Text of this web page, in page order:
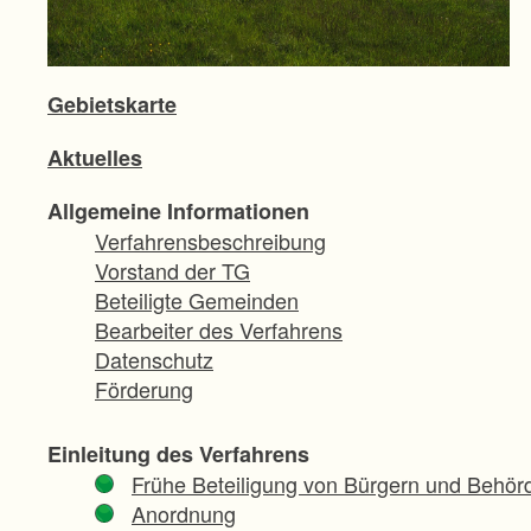
Gebietskarte
Aktuelles
Allgemeine Informationen
Verfahrensbeschreibung
Vorstand der TG
Beteiligte Gemeinden
Bearbeiter des Verfahrens
Datenschutz
Förderung
Einleitung des Verfahrens
Frühe Beteiligung von Bürgern und
Anordnung